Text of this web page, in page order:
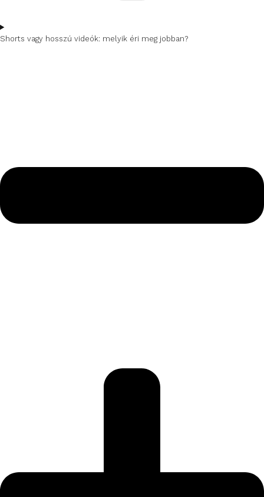
Shorts vagy hosszú videók: melyik éri meg jobban?